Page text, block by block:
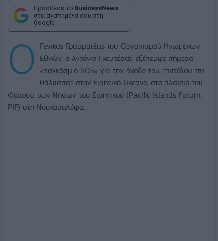
Πρόσθεσε το BusinessNews
στα αγαπημένα σου στη
Google
Ο
Γενικός Γραμματέας του Οργανισμού Ηνωμένων
Εθνών, ο Αντόνιο Γκουτέρες, εξέπεμψε σήμερα
«παγκόσμιο SOS» για την άνοδο του επιπέδου της
θάλασσας στον Ειρηνικό Ωκεανό, στο πλαίσιο του
Φόρουμ των Νήσων του Ειρηνικού (Pacific Islands Forum,
PIF) στη Νουκουαλόφα.